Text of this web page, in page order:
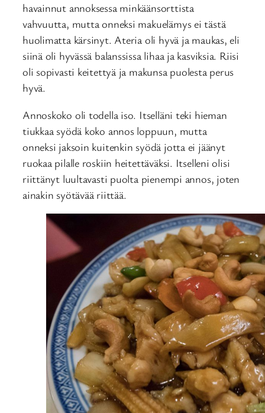
havainnut annoksessa minkäänsorttista
vahvuutta, mutta onneksi makuelämys ei tästä
huolimatta kärsinyt. Ateria oli hyvä ja maukas, eli
siinä oli hyvässä balanssissa lihaa ja kasviksia. Riisi
oli sopivasti keitettyä ja makunsa puolesta perus
hyvä.
Annoskoko oli todella iso. Itselläni teki hieman
tiukkaa syödä koko annos loppuun, mutta
onneksi jaksoin kuitenkin syödä jotta ei jäänyt
ruokaa pilalle roskiin heitettäväksi. Itselleni olisi
riittänyt luultavasti puolta pienempi annos, joten
ainakin syötävää riittää.